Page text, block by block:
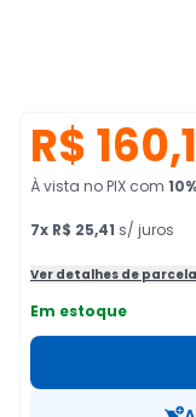
R$
À vista no PIX com 10
7x R$ 25,41 s/ juros
Ver detalhes de
Em estoque